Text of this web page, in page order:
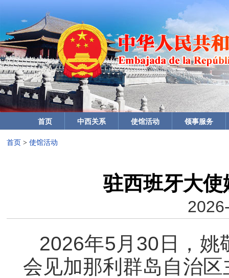
首页 中西关系 使馆活动 领事服务
首页 > 使馆活动
驻西班牙大
2026年5月30日，姚
会见加那利群岛自治